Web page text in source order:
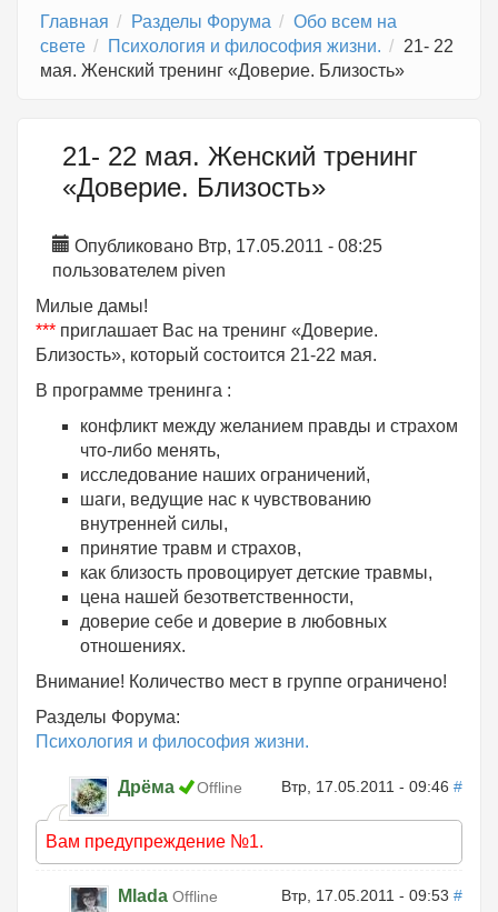
Главная Разделы Форума
Обо всем на
свете
Психология и философия жизни.
21- 22
мая. Женский тренинг «Доверие. Близость»
21- 22 мая. Женский тренинг
«Доверие. Близость»
Опубликовано Втр, 17.05.2011 - 08:25
пользователем piven
Милые дамы!
*** приглашает Вас на тренинг «Доверие.
Близость», который состоится 21-22 мая.
В программе тренинга :
конфликт между желанием правды и страхом
что-либо менять,
исследование наших ограничений,
шаги, ведущие нас к чувствованию
внутренней силы,
принятие травм и страхов,
как близость провоцирует детские травмы,
цена нашей безответственности,
доверие себе и доверие в любовных
отношениях.
Внимание! Количество мест в группе ограничено!
Разделы Форума:
Психология и философия жизни.
Дрёма Offline Втр, 17.05.2011 - 09:46 #
Вам предупреждение №1.
Mlada Offline Втр, 17.05.2011 - 09:53 #